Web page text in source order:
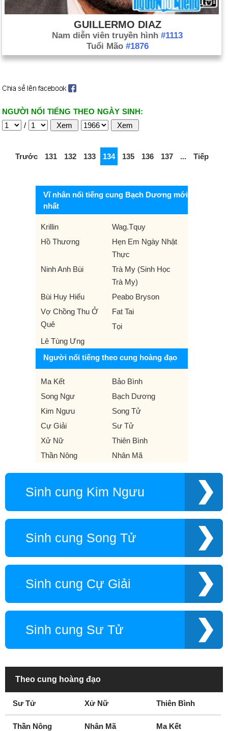
GUILLERMO DIAZ
Nam diễn viên truyền hình #1113
Tuổi Mão #1876
NGƯỜI NỔI TIẾNG THEO NGÀY SINH:
/
Trước 131 132 133 134 135 136 137 ... Tiếp
Vĩ nhân nổi tiếng cung Bạch Dương mới
nhất
Krillin
Wag.Tquy
Hồ Thương
Hẹn Em Ngày Nhật
Thực
Ninh Anh Bùi
Trà My (Sinh Học
Trà My)
Bùi Huy Hiếu
Peabo Bryson
Vợ Chồng Thu Ở
Quê
Fat Tai
Tọi
Lê Tùng Ưng
Người nổi tiếng theo cung hoàng đạo
Ma Kết
Bảo Bình
Song Ngư
Bạch Dương
Kim Ngưu
Song Tử
Cự Giải
Sư Tử
Xử Nữ
Thiên Bình
Thần Nông
Nhân Mã
Sinh cung Kim Ngưu
Sinh cung Song Tử
Sinh cung Cự Giải
Sinh cung Sư Tử
Theo cung hoàng đạo
Sư Tử Xử Nữ Thiên Bình
Thần Nông Nhân Mã Ma Kết